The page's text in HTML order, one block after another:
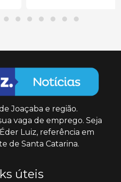
Joaçaba e região.
vaga de emprego. Seja
Luiz, referência em
de Santa Catarina.
úteis